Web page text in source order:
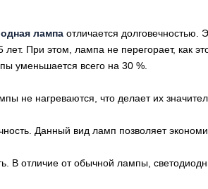
лампа отличается долговечностью.
При этом, лампа не перегорает, как
уменьшается всего на 30 %.
не нагреваются, что делает их
Данный вид ламп позволяет
В отличие от обычной лампы,